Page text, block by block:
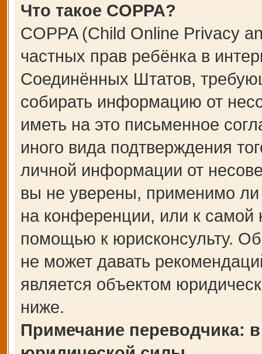
Что такое COPPA?
COPPA (Child Online Privacy
частных прав ребёнка в
Соединённых Штатов,
собирать информацию от
иметь на это письменное
иного вида подтверждения
личной информации от
вы не уверены, применимо ли
на конференции, или к самой
помощью к юрисконсульту.
не может давать
является объектом
ниже.
Примечание переводчика: